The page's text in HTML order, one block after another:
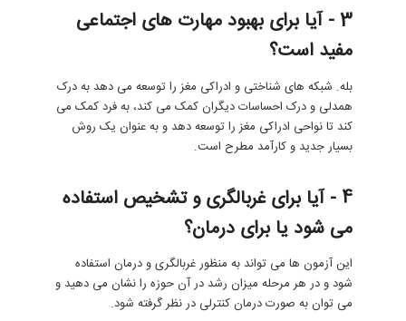
3 - آیا برای بهبود مهارت های اجتماعی
مفید است؟
بله. شبکه های شناختی و ادراکی مغز را توسعه می دهد به درک
همدلی و درک احساسات دیگران کمک می کند، به فرد کمک می
کند تا نواحی ادراکی مغز را توسعه دهد و به عنوان یک روش
بسیار جدید و کارآمد مطرح است.
4 - آیا برای غربالگری و تشخیص استفاده
می شود یا برای درمان؟
این آزمون ها می تواند به منظور غربالگری و درمان استفاده
شود و در هر مرحله میزان رشد در آن حوزه را نشان می دهید و
می توان به صورت درمان کنترلی در نظر گرفته شود.